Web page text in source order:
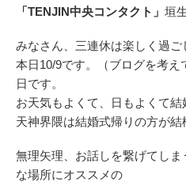
「TENJIN中央コンタクト」 垣
みなさん、三連休は楽しく過ご
本日10/9です。（ブログを考え
日です。
お天気もよくて、日もよくて結
天神界隈は結婚式帰りの方が結
無理矢理、お話しを繋げてし
な場所にオススメの